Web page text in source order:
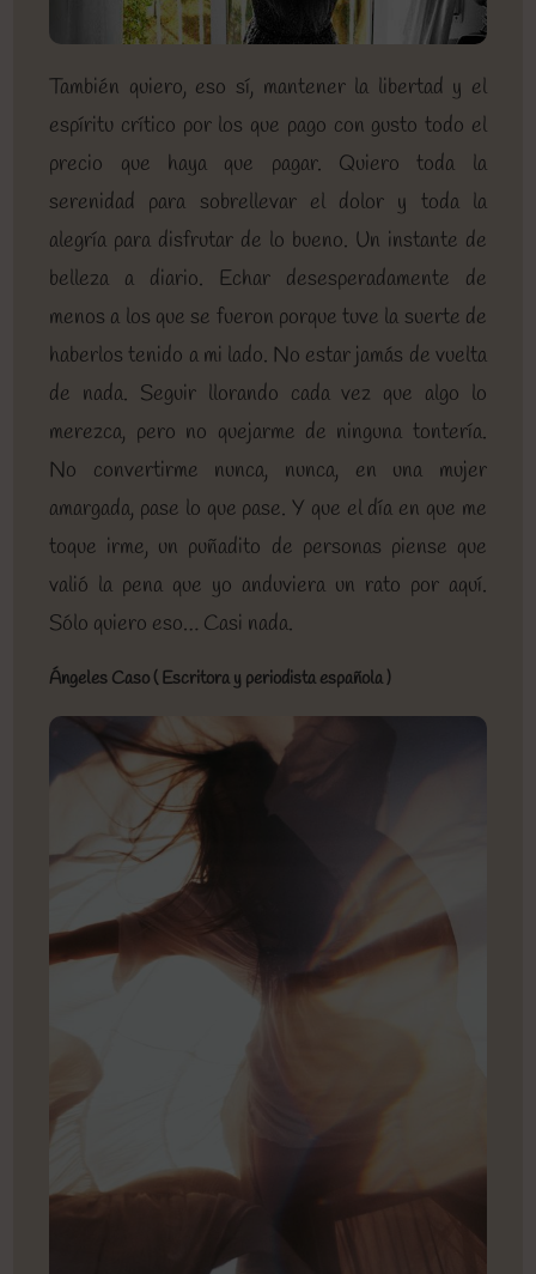
También quiero, eso sí, mantener la libertad y el
espíritu crítico por los que pago con gusto todo el
precio que haya que pagar. Quiero toda la
serenidad para sobrellevar el dolor y toda la
alegría para disfrutar de lo bueno. Un instante de
belleza a diario. Echar desesperadamente de
menos a los que se fueron porque tuve la suerte de
haberlos tenido a mi lado. No estar jamás de vuelta
de nada. Seguir llorando cada vez que algo lo
merezca, pero no quejarme de ninguna tontería.
No convertirme nunca, nunca, en una mujer
amargada, pase lo que pase. Y que el día en que me
toque irme, un puñadito de personas piense que
valió la pena que yo anduviera un rato por aquí.
Sólo quiero eso… Casi nada.
Ángeles Caso ( Escritora y periodista española )